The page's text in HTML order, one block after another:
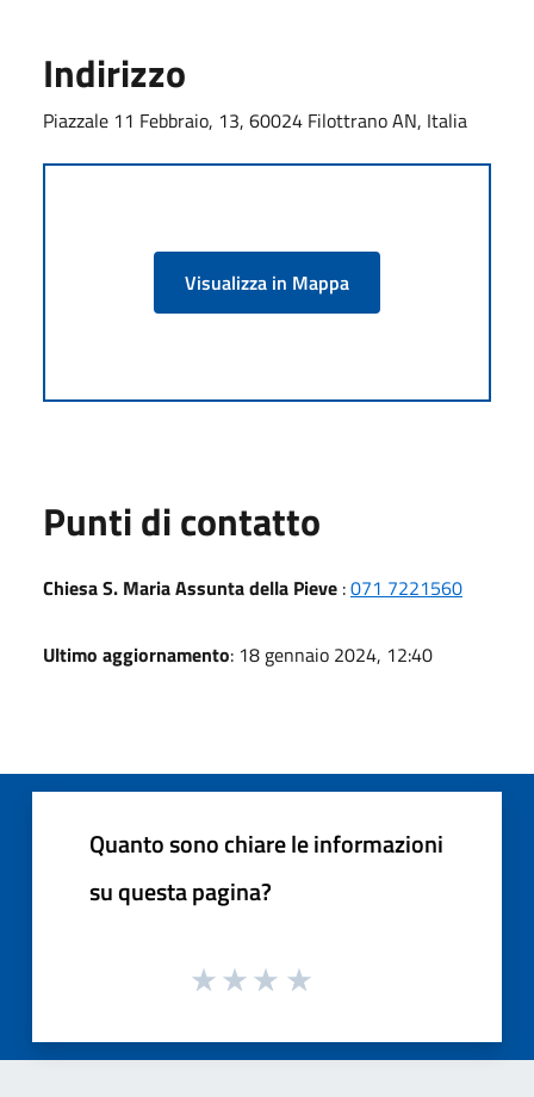
Indirizzo
Piazzale 11 Febbraio, 13, 60024 Filottrano AN, Italia
Visualizza in Mappa
Punti di contatto
Chiesa S. Maria Assunta della Pieve :071 7221560
Ultimo aggiornamento: 18 gennaio 2024, 12:40
Quanto sono chiare le informazioni
su questa pagina?